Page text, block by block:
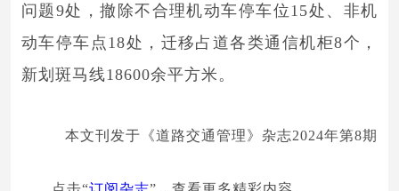
问题9处，撤除不合理机动车停车位15处、非机
动车停车点18处，迁移占道各类通信机柜8个，
新划斑马线18600余平方米。
本文刊发于《道路交通管理》杂志2024年第8期